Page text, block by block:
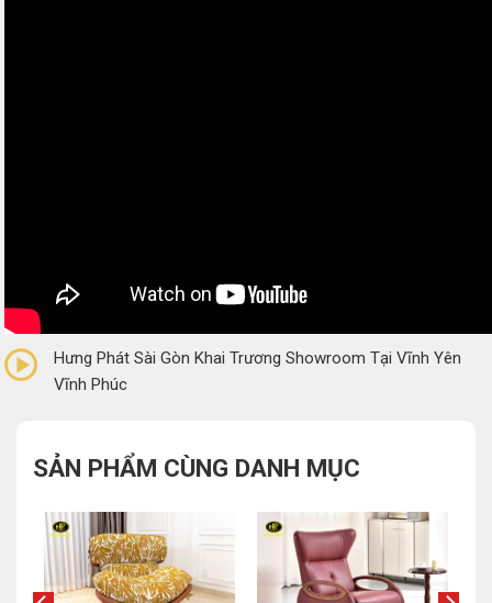
(0 Reviews)
Hưng Phát Sài Gòn Khai Trương Showroom Tại Vĩnh Yên
Vĩnh Phúc
SẢN PHẨM CÙNG DANH MỤC